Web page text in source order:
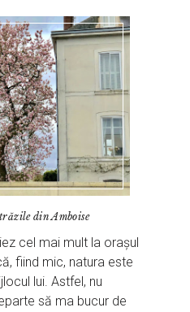
din Amboise
cel mai mult la orașul
fiind mic, natura este
lui. Astfel, nu
să ma bucur de